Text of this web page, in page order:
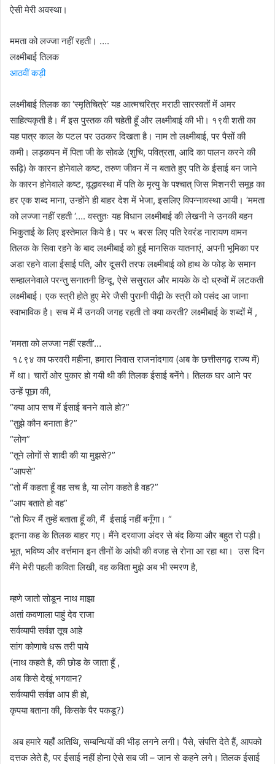
ऐसी मेरी अवस्था।
ममता को लज्जा नहीं रहती। ….
लक्ष्मीबाई तिलक
आठवीं कड़ी
लक्ष्मीबाई तिलक का ‘स्मृतिचित्रे’ यह आत्मचरित्र मराठी सारस्वतों में अमर
साहित्यकृती है। मैं इस पुस्तक की चहेती हूँ और लक्ष्मीबाई की भी। १९वी शती का
यह पात्र काल के पटल पर उठकर दिखता है। नाम तो लक्ष्मीबाई, पर पैसों की
कमी। लड़कपन में पिता जी के सोवळे (शुचि, पवित्रता, आदि का पालन करने की
रूढ़ि) के कारन होनेवाले कष्ट, तरुण जीवन में न बताते हुए पति के ईसाई बन जाने
के कारन होनेवाले कष्ट, वृद्धावस्था में पति के मृत्यु के पश्चात् जिस मिशनरी समूह का
हर एक शब्द माना, उन्होंने ही बाहर देश में भेजा, इसलिए विपन्नावस्था आयी। ‘ममता
को लज्जा नहीं रहती ‘…. वस्तुतः यह विधान लक्ष्मीबाई की लेखनी ने उनकी बहन
भिकुताई के लिए इस्तेमाल किये है। पर ५ बरस लिए पति रेवरंड नारायण वामन
तिलक के सिवा रहने के बाद लक्ष्मीबाई को हुई मानसिक यातनाएं, अपनी भूमिका पर
अडा रहने वाला ईसाई पति, और दूसरी तरफ लक्ष्मीबाई को हाथ के फोड़ के समान
सम्हालनेवाले परन्तु सनातनी हिन्दू, ऐसे ससुराल और मायके के दो ध्रुवों में लटकती
लक्ष्मीबाई। एक स्त्री होते हुए मेरे जैसी पुरानी पीढ़ी के स्त्री को पसंद आ जाना
स्वाभाविक है। सच में मैं उनकी जगह रहती तो क्या करती? लक्ष्मीबाई के शब्दों में ,
‘ममता को लज्जा नहीं रहती’…
१८९४ का फरवरी महीना, हमारा निवास राजनांदगाव (अब के छत्तीसगढ़ राज्य में)
में था। चारों ओर पुकार हो गयी थी की तिलक ईसाई बनेंगे। तिलक घर आने पर
उन्हें पूछा की,
“क्या आप सच में ईसाई बनने वाले हो?”
“तुझे कौन बनाता है?”
“लोग”
“तूने लोगों से शादी की या मुझसे?”
“आपसे”
“तो मैं कहता हूँ वह सच है, या लोग कहते है वह?”
“आप बताते हो वह”
“तो फिर मैं तुम्हें बताता हूँ की, मैं ईसाई नहीं बनूँगा। “
इतना कह के तिलक बाहर गए। मैंने दरवाजा अंदर से बंद किया और बहुत रो पड़ी।
भूत, भविष्य और वर्त्तमान इन तीनों के आंधी की वजह से रोना आ रहा था। उस दिन
मैंने मेरी पहली कविता लिखी, वह कविता मुझे अब भी स्मरण है,
म्हणे जातो सोडून नाथ माझा
अतां कवणाला पाहुं देव राजा
सर्वव्यापी सर्वज्ञ तूच आहे
सांग कोणाचे धरू तरी पाये
(नाथ कहते है, की छोड के जाता हूँ ,
अब किसे देखूं भगवान?
सर्वव्यापी सर्वज्ञ आप ही हो,
कृपया बताना की, किसके पैर पकडू?)
अब हमारे यहाँ अतिथि, सम्बन्धियों की भीड़ लगने लगी। पैसे, संपत्ति देते हैं, आपको
दत्तक लेते है, पर ईसाई नहीं होना ऐसे सब जी – जान से कहने लगे। तिलक ईसाई